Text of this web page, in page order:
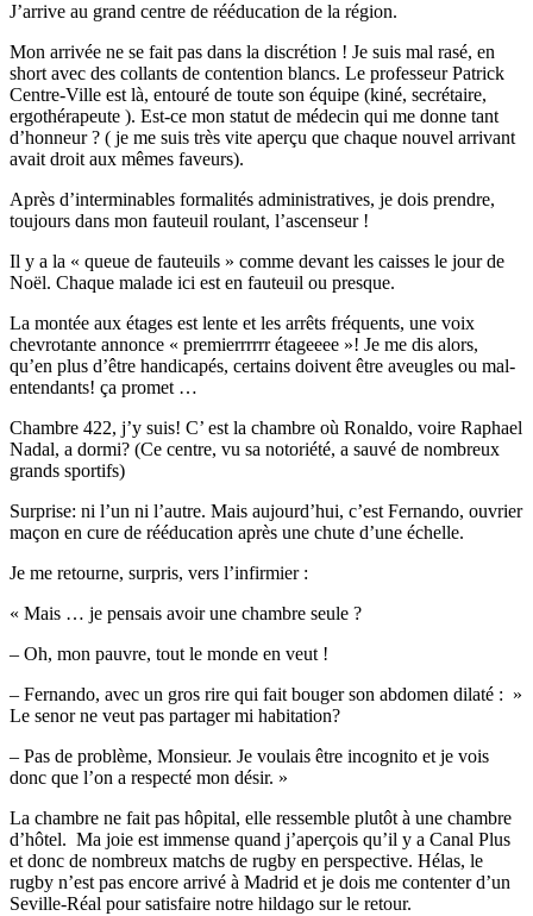
J’arrive au grand centre de rééducation de la région.
Mon arrivée ne se fait pas dans la discrétion ! Je suis mal rasé, en
short avec des collants de contention blancs. Le professeur Patrick
Centre-Ville est là, entouré de toute son équipe (kiné, secrétaire,
ergothérapeute ). Est-ce mon statut de médecin qui me donne tant
d’honneur ? ( je me suis très vite aperçu que chaque nouvel arrivant
avait droit aux mêmes faveurs).
Après d’interminables formalités administratives, je dois prendre,
toujours dans mon fauteuil roulant, l’ascenseur !
Il y a la « queue de fauteuils » comme devant les caisses le jour de
Noël. Chaque malade ici est en fauteuil ou presque.
La montée aux étages est lente et les arrêts fréquents, une voix
chevrotante annonce « premierrrrrr étageeee »! Je me dis alors,
qu’en plus d’être handicapés, certains doivent être aveugles ou mal-
entendants! ça promet …
Chambre 422, j’y suis! C’ est la chambre où Ronaldo, voire Raphael
Nadal, a dormi? (Ce centre, vu sa notoriété, a sauvé de nombreux
grands sportifs)
Surprise: ni l’un ni l’autre. Mais aujourd’hui, c’est Fernando, ouvrier
maçon en cure de rééducation après une chute d’une échelle.
Je me retourne, surpris, vers l’infirmier :
« Mais … je pensais avoir une chambre seule ?
– Oh, mon pauvre, tout le monde en veut !
– Fernando, avec un gros rire qui fait bouger son abdomen dilaté : »
Le senor ne veut pas partager mi habitation?
– Pas de problème, Monsieur. Je voulais être incognito et je vois
donc que l’on a respecté mon désir. »
La chambre ne fait pas hôpital, elle ressemble plutôt à une chambre
d’hôtel. Ma joie est immense quand j’aperçois qu’il y a Canal Plus
et donc de nombreux matchs de rugby en perspective. Hélas, le
rugby n’est pas encore arrivé à Madrid et je dois me contenter d’un
Seville-Réal pour satisfaire notre hildago sur le retour.